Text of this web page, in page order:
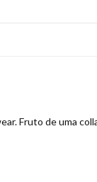
Fruto de uma